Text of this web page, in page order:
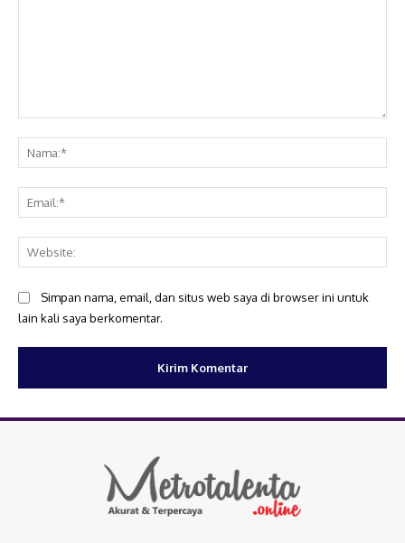
Simpan nama, email, dan situs web saya di browser ini untuk
lain kali saya berkomentar.